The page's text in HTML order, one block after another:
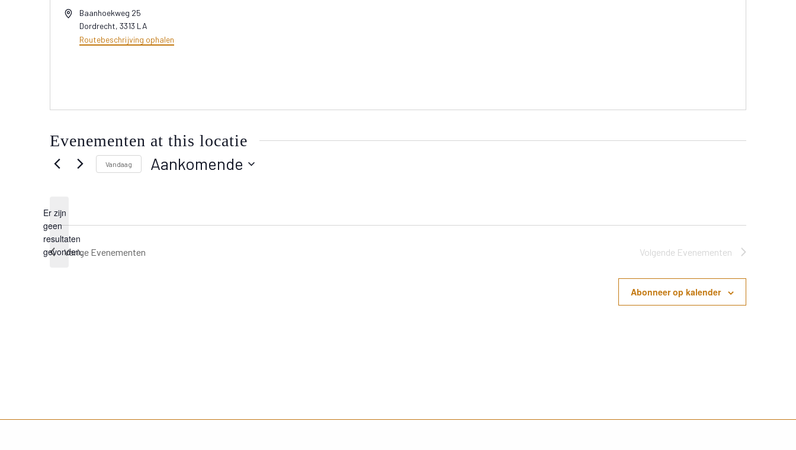
AdresBaanhoekweg 25
Dordrecht, 3313 LA
Routebeschrijving ophalen
Evenementen at this locatie
Bericht
Er zijn
geen
resultaten
gevonden.
Vandaag Aankomende
Vorige Evenementen Volgende Evenementen
Abonneer op kalender